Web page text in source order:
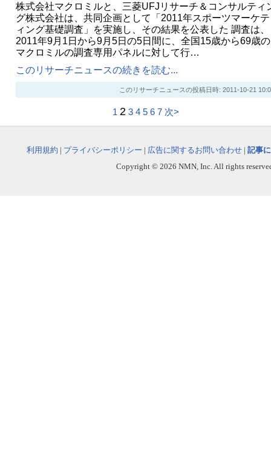
株式会社マクロミルと、三菱UFJリサーチ＆コンサルティ
グ株式会社は、共同企画として「2011年スポーツマーケテ
ィング基礎調査」を実施し、その結果を公表した 調査は、
2011年9月1日から9月5日の5日間に、全国15歳から69歳の
マクロミルの調査専用パネルに対して行…
このリサーチニュースの続きを読む...
このリサーチニュースの投稿日時: 2011-10-21
1 2 3 4 5 6 7 次>
利用規約 | プライバシーポリシー | 広告に関するお問い合わせ | 記事
Copyright © 2026 NMN, Inc. All rights